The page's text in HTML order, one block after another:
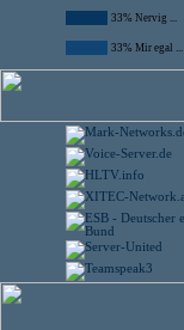
33% Nervig ...
33% Mir egal ...